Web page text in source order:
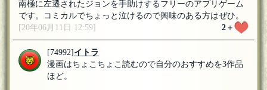
南極に左遷されたジョンを手助けするフリーのアプリゲーム
です。コミカルでちょっと泣けるので興味のある方はぜひ。
[20年06月11日 12:59]
2＋
[74992]イトラ
漫画はちょこちょこ読むので自分のおすすめを3作品
ほど。